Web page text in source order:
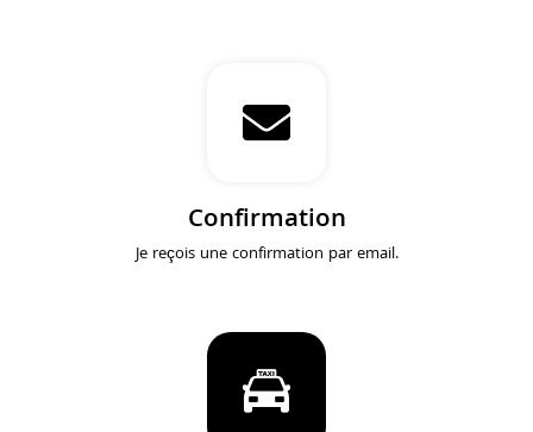
Confirmation
Je reçois une confirmation par email.